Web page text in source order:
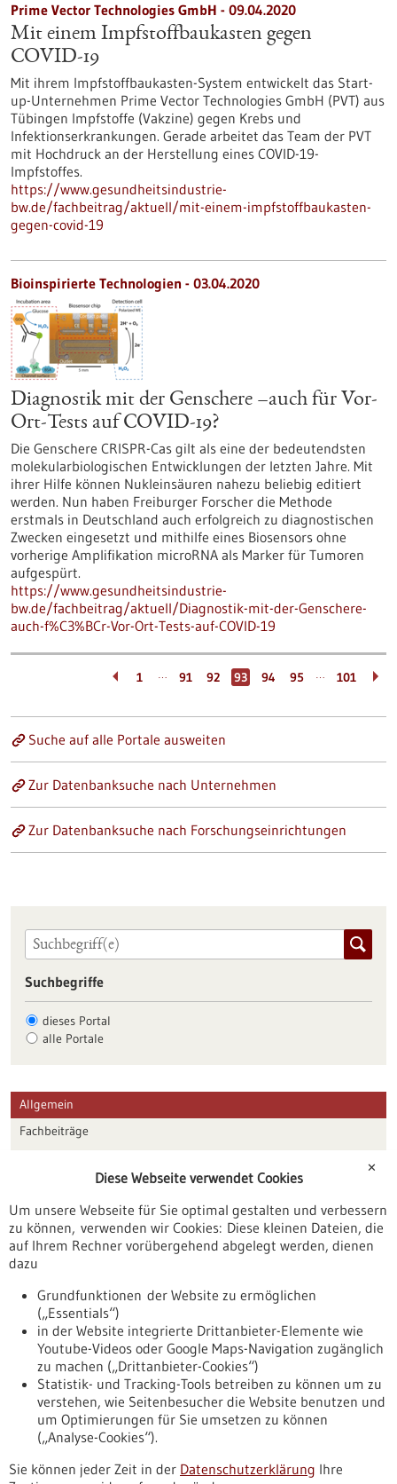
Prime Vector Technologies GmbH - 09.04.2020
Mit einem Impfstoffbaukasten gegen
COVID-19
Mit ihrem Impfstoffbaukasten-System entwickelt das Start-
up-Unternehmen Prime Vector Technologies GmbH (PVT) aus
Tübingen Impfstoffe (Vakzine) gegen Krebs und
Infektionserkrankungen. Gerade arbeitet das Team der PVT
mit Hochdruck an der Herstellung eines COVID-19-
Impfstoffes.
https://www.gesundheitsindustrie-
bw.de/fachbeitrag/aktuell/mit-einem-impfstoffbaukasten-
gegen-covid-19
Bioinspirierte Technologien - 03.04.2020
Diagnostik mit der Genschere –auch für Vor-
Ort-Tests auf COVID-19?
Die Genschere CRISPR-Cas gilt als eine der bedeutendsten
molekularbiologischen Entwicklungen der letzten Jahre. Mit
ihrer Hilfe können Nukleinsäuren nahezu beliebig editiert
werden. Nun haben Freiburger Forscher die Methode
erstmals in Deutschland auch erfolgreich zu diagnostischen
Zwecken eingesetzt und mithilfe eines Biosensors ohne
vorherige Amplifikation microRNA als Marker für Tumoren
aufgespürt.
https://www.gesundheitsindustrie-
bw.de/fachbeitrag/aktuell/Diagnostik-mit-der-Genschere-
auch-f%C3%BCr-Vor-Ort-Tests-auf-COVID-19
1 … 91 92 93 94 95 … 101
Suche auf alle Portale ausweiten
Zur Datenbanksuche nach Unternehmen
Zur Datenbanksuche nach Forschungseinrichtungen
Suchbegriffe
dieses Portal
alle Portale
Allgemein
Fachbeiträge
Veranstaltungen
Erscheinungsdatum
Nach oben
✕
Diese Webseite verwendet Cookies
Um unsere Webseite für Sie optimal gestalten und verbessern
zu können, verwenden wir Cookies: Diese kleinen Dateien, die
auf Ihrem Rechner vorübergehend abgelegt werden, dienen
dazu
Grundfunktionen der Website zu ermöglichen
(„Essentials“)
in der Website integrierte Drittanbieter-Elemente wie
Youtube-Videos oder Google Maps-Navigation zugänglich
zu machen („Drittanbieter-Cookies“)
Statistik- und Tracking-Tools betreiben zu können um zu
verstehen, wie Seitenbesucher die Website benutzen und
um Optimierungen für Sie umsetzen zu können
(„Analyse-Cookies“).
Sie können jeder Zeit in der Datenschutzerklärung Ihre